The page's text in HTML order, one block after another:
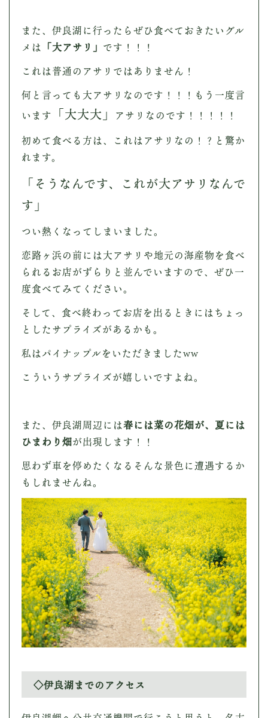
また、伊良湖に行ったらぜひ食べておきたいグル
メは 「大アサリ」 です！！！
これは普通のアサリではありません！
何と言っても大アサリなのです！！！もう一度言
います
「大大大」
アサリなのです！！！！！
初めて食べる方は、これはアサリなの！？と驚か
れます。
「そうなんです、これが大アサリなんで
す」
つい熱くなってしまいました。
恋路ヶ浜の前には大アサリや地元の海産物を食べ
られるお店がずらりと並んでいますので、ぜひ一
度食べてみてください。
そして、食べ終わってお店を出るときにはちょっ
としたサプライズがあるかも。
私はパイナップルをいただきましたww
こういうサプライズが嬉しいですよね。
また、伊良湖周辺には春には菜の花畑が、夏には
ひまわり畑が出現します！！
思わず車を停めたくなるそんな景色に遭遇するか
もしれませんね。
◇伊良湖までのアクセス